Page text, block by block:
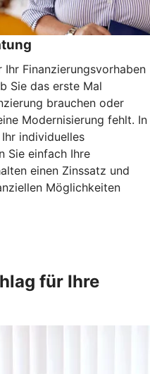
Finanzierungsvorhaben
Sie das erste Mal
brauchen oder
Modernisierung fehlt. In
individuelles
Sie einfach Ihre
einen Zinssatz und
Möglichkeiten
für Ihre